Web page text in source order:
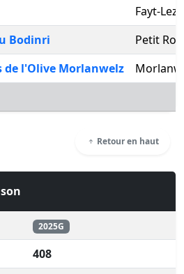
Fayt-
Bodinri
Petit
de l'Olive Morlanwelz
Retour en haut
2025G
408